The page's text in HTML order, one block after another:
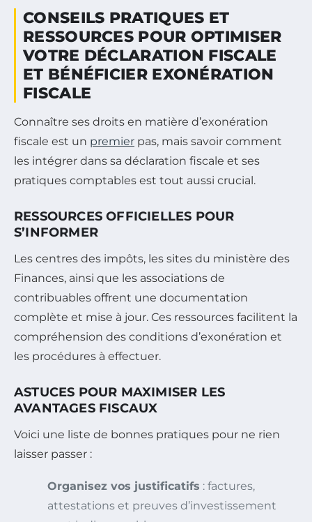
CONSEILS PRATIQUES ET
RESSOURCES POUR OPTIMISER
VOTRE DÉCLARATION FISCALE
ET BÉNÉFICIER EXONÉRATION
FISCALE
Connaître ses droits en matière d’exonération
fiscale est un premier pas, mais savoir comment
les intégrer dans sa déclaration fiscale et ses
pratiques comptables est tout aussi crucial.
RESSOURCES OFFICIELLES POUR
S’INFORMER
Les centres des impôts, les sites du ministère des
Finances, ainsi que les associations de
contribuables offrent une documentation
complète et mise à jour. Ces ressources facilitent la
compréhension des conditions d’exonération et
les procédures à effectuer.
ASTUCES POUR MAXIMISER LES
AVANTAGES FISCAUX
Voici une liste de bonnes pratiques pour ne rien
laisser passer :
Organisez vos justificatifs : factures,
attestations et preuves d’investissement